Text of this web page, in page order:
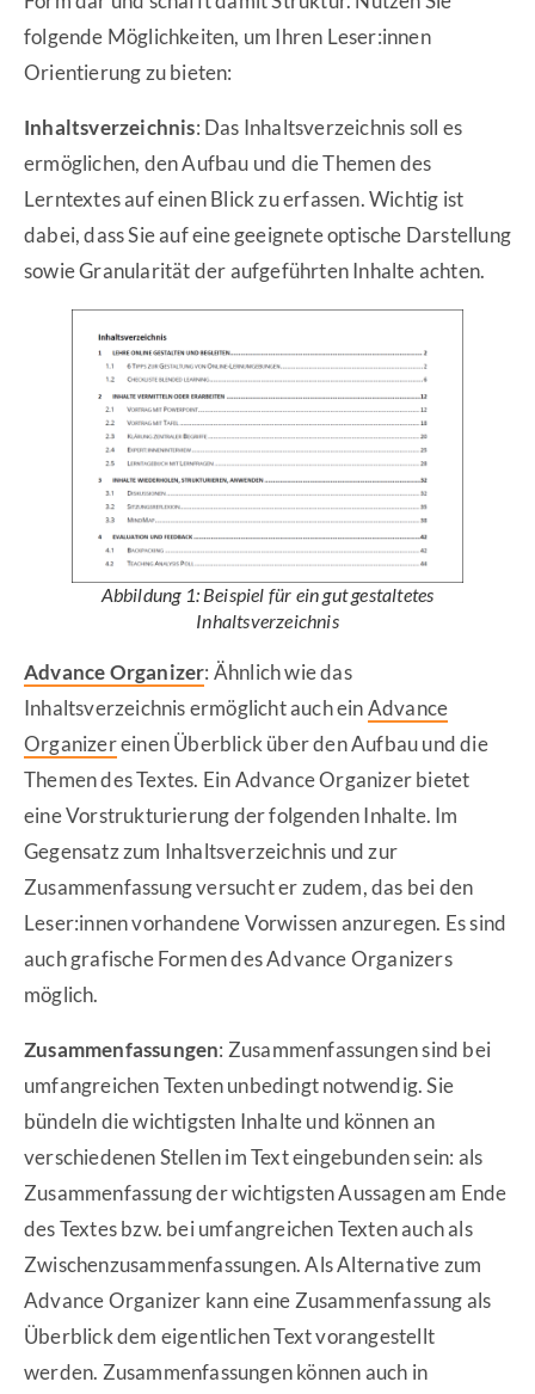
folgende Möglichkeiten, um Ihren Leser:innen
Orientierung zu bieten:
Inhaltsverzeichnis: Das Inhaltsverzeichnis soll es
ermöglichen, den Aufbau und die Themen des
Lerntextes auf einen Blick zu erfassen. Wichtig ist
dabei, dass Sie auf eine geeignete optische Darstellung
sowie Granularität der aufgeführten Inhalte achten.
Abbildung 1: Beispiel für ein gut gestaltetes
Inhaltsverzeichnis
Advance Organizer: Ähnlich wie das
Inhaltsverzeichnis ermöglicht auch einAdvance
Organizereinen Überblick über den Aufbau und die
Themen des Textes. Ein Advance Organizer bietet
eine Vorstrukturierung der folgenden Inhalte. Im
Gegensatz zum Inhaltsverzeichnis und zur
Zusammenfassung versucht er zudem, das bei den
Leser:innen vorhandene Vorwissen anzuregen. Es sind
auch grafische Formen des Advance Organizers
möglich.
Zusammenfassungen: Zusammenfassungen sind bei
umfangreichen Texten unbedingt notwendig. Sie
bündeln die wichtigsten Inhalte und können an
verschiedenen Stellen im Text eingebunden sein: als
Zusammenfassung der wichtigsten Aussagen am Ende
des Textes bzw. bei umfangreichen Texten auch als
Zwischenzusammenfassungen. Als Alternative zum
Advance Organizer kann eine Zusammenfassung als
Überblick dem eigentlichen Text vorangestellt
werden. Zusammenfassungen können auch in